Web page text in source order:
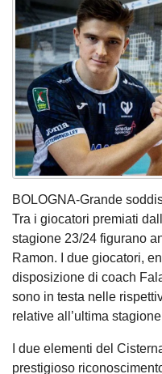
BOLOGNA-Grande
Tra i giocatori premiati
stagione 23/24 figurano
Ramon. I due giocatori,
disposizione di coach
sono in testa nelle
relative all’ultima
I due elementi del
prestigioso